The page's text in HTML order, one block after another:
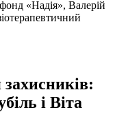
захисників:
і Віта